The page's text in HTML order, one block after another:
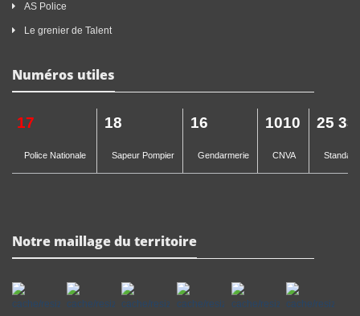
AS Police
Le grenier de Talent
Numéros utiles
17
Police Nationale
18
Sapeur Pompier
16
Gendarmerie
1010
CNVA
25 33
Notre maillage du territoire